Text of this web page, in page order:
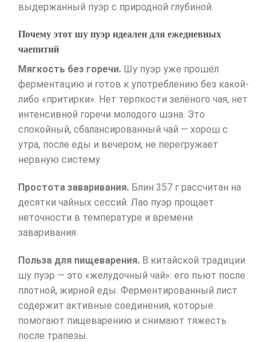
выдержанный пуэр с природной глубиной.
Почему этот шу пуэр идеален для ежедневных
чаепитий
Мягкость без горечи. Шу пуэр уже прошёл
ферментацию и готов к употреблению без какой-
либо «притирки». Нет терпкости зелёного чая, нет
интенсивной горечи молодого шэна. Это
спокойный, сбалансированный чай — хорош с
утра, после еды и вечером, не перегружает
нервную систему.
Простота заваривания. Блин 357 г рассчитан на
десятки чайных сессий. Лао пуэр прощает
неточности в температуре и времени
заваривания.
Польза для пищеварения. В китайской традиции
шу пуэр — это «желудочный чай»: его пьют после
плотной, жирной еды. Ферментированный лист
содержит активные соединения, которые
помогают пищеварению и снимают тяжесть
после трапезы.